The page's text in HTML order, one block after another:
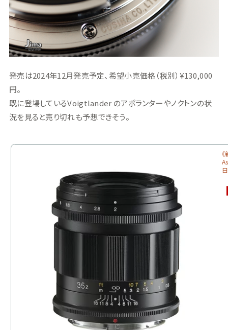
発売は2024年12月発売予定、希望小売価格（税別）¥130,000
円。
既に登場しているVoigtlander のアポランターやノクトンの状
況を見ると売り切れも予想できそう。